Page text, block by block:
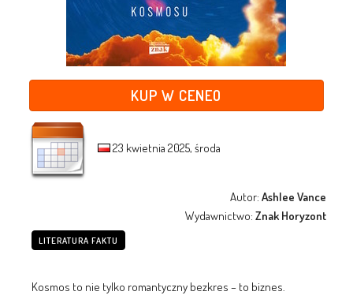
KUP W CENEO
23 kwietnia 2025, środa
Autor:Ashlee Vance
Wydawnictwo:Znak Horyzont
LITERATURA FAKTU
Kosmos to nie tylko romantyczny bezkres – to biznes.